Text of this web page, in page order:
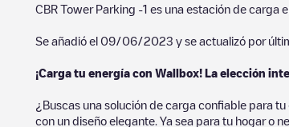
CBR Tower Parking -1 es una estación de carga
Se añadió el 09/06/2023 y se actualizó por
¡Carga tu energía con Wallbox! La elección
¿Buscas una solución de carga confiable para
con un diseño elegante. Ya sea para tu hogar o